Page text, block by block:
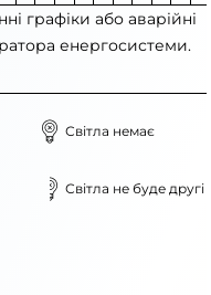
графіки або аварійні
енергосистеми.
Світла немає
Світла не буде другі